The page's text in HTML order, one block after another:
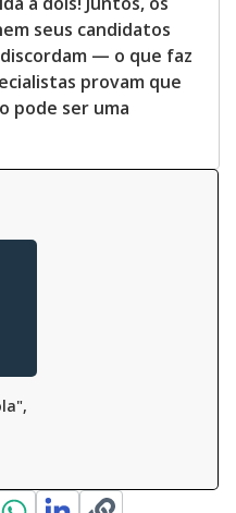
seus candidatos
— o que faz
provam que
pode ser uma